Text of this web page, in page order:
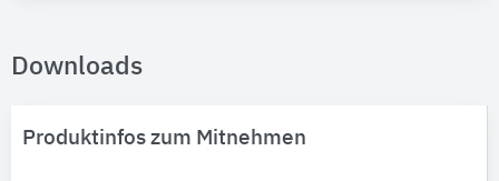
Downloads
Produktinfos zum Mitnehmen